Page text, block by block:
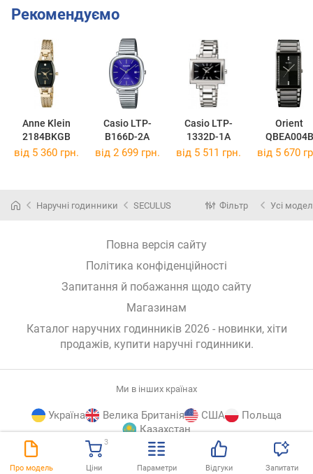
Про модель Ціни
3
Параметри Відгуки Запитати
Рекомендуємо
Anne Klein
2184BKGB
Casio LTP-
B166D-2A
Casio LTP-
1332D-1A
Orient
QBEA004B
від 5 360 грн. від 2 699 грн. від 5 511 грн. від 5 670
Наручні годинники SECULUS Фільтр Усі
Повна версія сайту
Політика конфіденційності
Запитання й побажання щодо сайту
Магазинам
Каталог наручних годинників 2026 - новинки, хіти
продажів, купити наручні годинники.
Ми в інших країнах
Україна Велика Британія США
Польща
Казахстан
© E-Katalog, 2026 ВГОРУ